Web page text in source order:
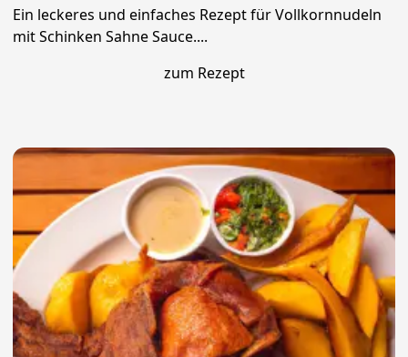
Ein leckeres und einfaches Rezept für Vollkornnudeln
mit Schinken Sahne Sauce....
zum Rezept